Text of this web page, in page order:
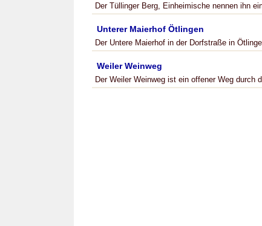
Der Tüllinger Berg, Einheimische nennen ihn
Unterer Maierhof Ötlingen
Der Untere Maierhof in der Dorfstraße in
Weiler Weinweg
Der Weiler Weinweg ist ein offener Weg durch